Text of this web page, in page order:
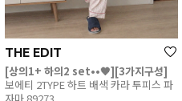
THE EDIT
[상의1+ 하의2 set••🖤][3가지구성]
보에티 2TYPE 하트 배색 카라 투피스 파
자마 89273